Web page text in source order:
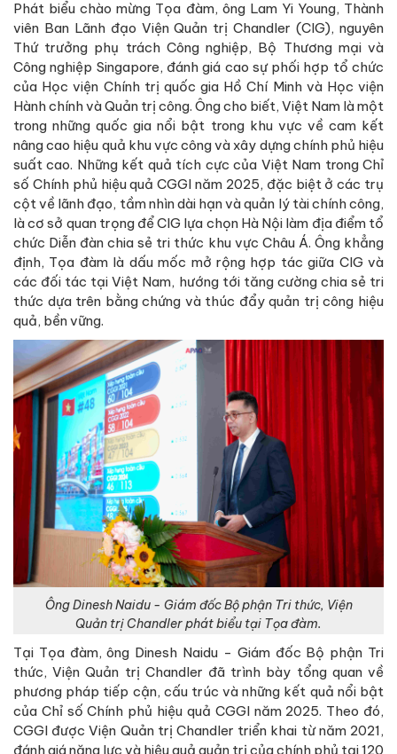
Phát biểu chào mừng Tọa đàm, ông Lam Yi Young, Thành
viên Ban Lãnh đạo Viện Quản trị Chandler (CIG), nguyên
Thứ trưởng phụ trách Công nghiệp, Bộ Thương mại và
Công nghiệp Singapore, đánh giá cao sự phối hợp tổ chức
của Học viện Chính trị quốc gia Hồ Chí Minh và Học viện
Hành chính và Quản trị công. Ông cho biết, Việt Nam là một
trong những quốc gia nổi bật trong khu vực về cam kết
nâng cao hiệu quả khu vực công và xây dựng chính phủ hiệu
suất cao. Những kết quả tích cực của Việt Nam trong Chỉ
số Chính phủ hiệu quả CGGI năm 2025, đặc biệt ở các trụ
cột về lãnh đạo, tầm nhìn dài hạn và quản lý tài chính công,
là cơ sở quan trọng để CIG lựa chọn Hà Nội làm địa điểm tổ
chức Diễn đàn chia sẻ tri thức khu vực Châu Á. Ông khẳng
định, Tọa đàm là dấu mốc mở rộng hợp tác giữa CIG và
các đối tác tại Việt Nam, hướng tới tăng cường chia sẻ tri
thức dựa trên bằng chứng và thúc đẩy quản trị công hiệu
quả, bền vững.
Ông Dinesh Naidu - Giám đốc Bộ phận Tri thức, Viện
Quản trị Chandler phát biểu tại Tọa đàm.
Tại Tọa đàm, ông Dinesh Naidu - Giám đốc Bộ phận Tri
thức, Viện Quản trị Chandler đã trình bày tổng quan về
phương pháp tiếp cận, cấu trúc và những kết quả nổi bật
của Chỉ số Chính phủ hiệu quả CGGI năm 2025. Theo đó,
CGGI được Viện Quản trị Chandler triển khai từ năm 2021,
đánh giá năng lực và hiệu quả quản trị của chính phủ tại 120